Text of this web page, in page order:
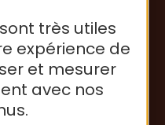
très utiles
expérience de
et mesurer
avec nos
tourisme